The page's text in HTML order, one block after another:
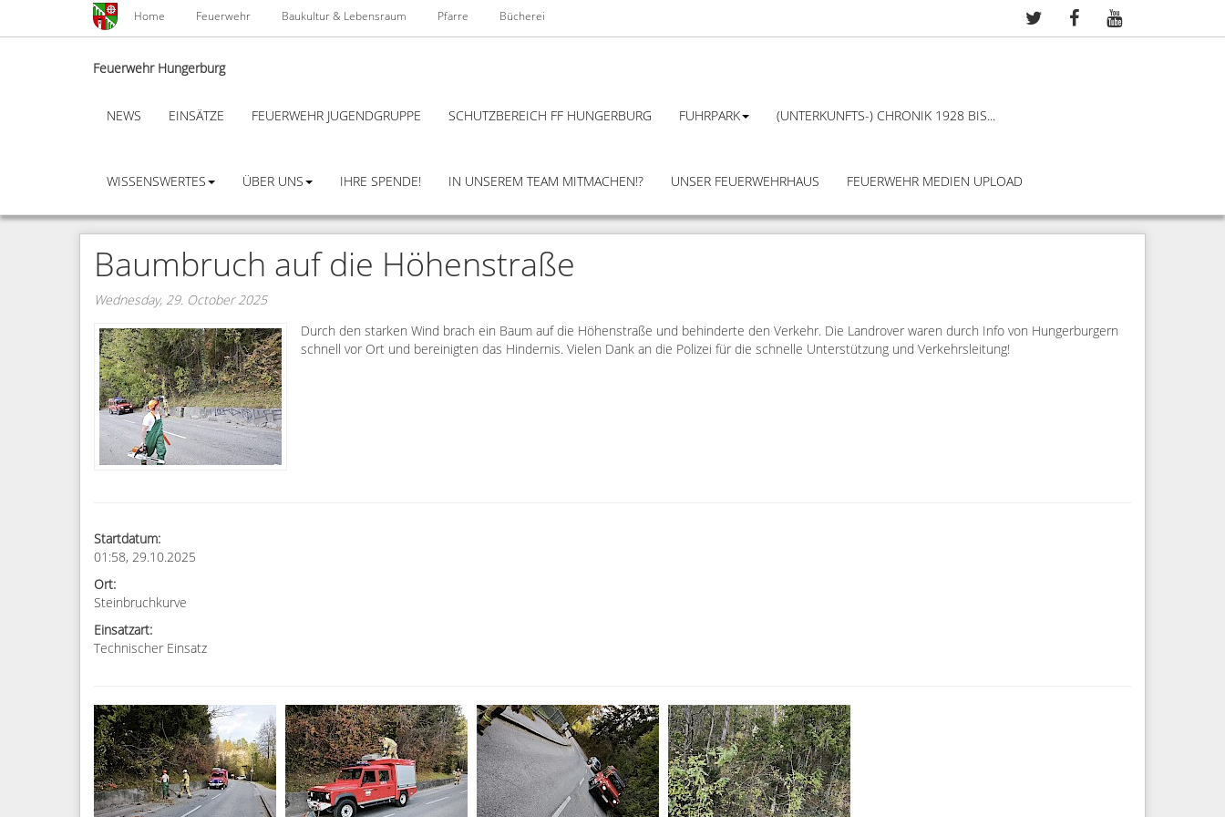
Home Feuerwehr Baukultur & Lebensraum Pfarre Bücherei
Feuerwehr Hungerburg
NEWS EINSÄTZE FEUERWEHR JUGENDGRUPPE SCHUTZBEREICH FF HUNGERBURG FUHRPARK (UNTERKUNFTS-) CHRONIK 1928 BIS...
WISSENSWERTES ÜBER UNS IHRE SPENDE! IN UNSEREM TEAM MITMACHEN!? UNSER FEUERWEHRHAUS FEUERWEHR MEDIEN UPLOAD
Baumbruch auf die Höhenstraße
Wednesday, 29. October 2025
Durch den starken Wind brach ein Baum auf die Höhenstraße und behinderte den Verkehr. Die Landrover waren durch Info von Hungerburgern
schnell vor Ort und bereinigten das Hindernis. Vielen Dank an die Polizei für die schnelle Unterstützung und Verkehrsleitung!
Startdatum:
01:58, 29.10.2025
Ort:
Steinbruchkurve
Einsatzart:
Technischer Einsatz